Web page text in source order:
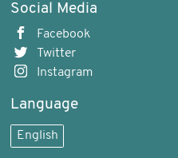
Social Media
Facebook
Twitter
Instagram
Language
English